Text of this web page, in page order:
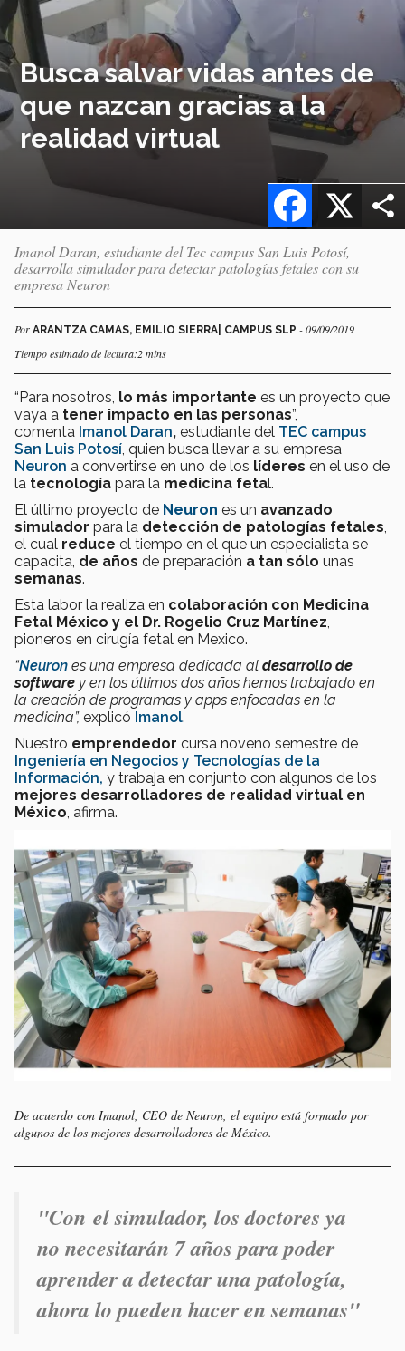
Busca salvar vidas antes de
que nazcan gracias a la
realidad virtual
X
Facebook
Imanol Daran, estudiante del Tec campus San Luis Potosí,
desarrolla simulador para detectar patologías fetales con su
empresa Neuron
Por ARANTZA CAMAS, EMILIO SIERRA| CAMPUS SLP - 09/09/2019
Tiempo estimado de lectura:2 mins
“Para nosotros, lo más importante es un proyecto que
vaya a tener impacto en las personas”,
comenta Imanol Daran, estudiante del TEC campus
San Luis Potosí , quien busca llevar a su empresa
Neuron a convertirse en uno de los líderes en el uso de
la tecnología para la medicina fetal.
El último proyecto de Neuron es un avanzado
simulador para la detección de patologías fetales
el cual reduce el tiempo en el que un especialista se
capacita, de años de preparación a tan sólo unas
semanas.
Esta labor la realiza en colaboración con Medicina
Fetal México y el Dr. Rogelio Cruz Martínez
pioneros en cirugía fetal en Mexico.
“Neuron es una empresa dedicada al desarrollo de
software y en los últimos dos años hemos trabajado en
la creación de programas y apps enfocadas en la
medicina”, explicó Imanol.
Nuestro emprendedor cursa noveno semestre de
Ingeniería en Negocios y Tecnologías de la
Información, y trabaja en conjunto con algunos de los
mejores desarrolladores de realidad virtual en
México , afirma.
De acuerdo con Imanol, CEO de Neuron, el equipo está formado por
algunos de los mejores desarrolladores de México.
"Con el simulador, los doctores ya
no necesitarán 7 años para poder
aprender a detectar una patología,
ahora lo pueden hacer en semanas"